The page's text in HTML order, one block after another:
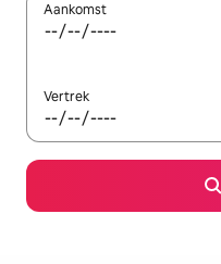
Aankomst
Vertrek